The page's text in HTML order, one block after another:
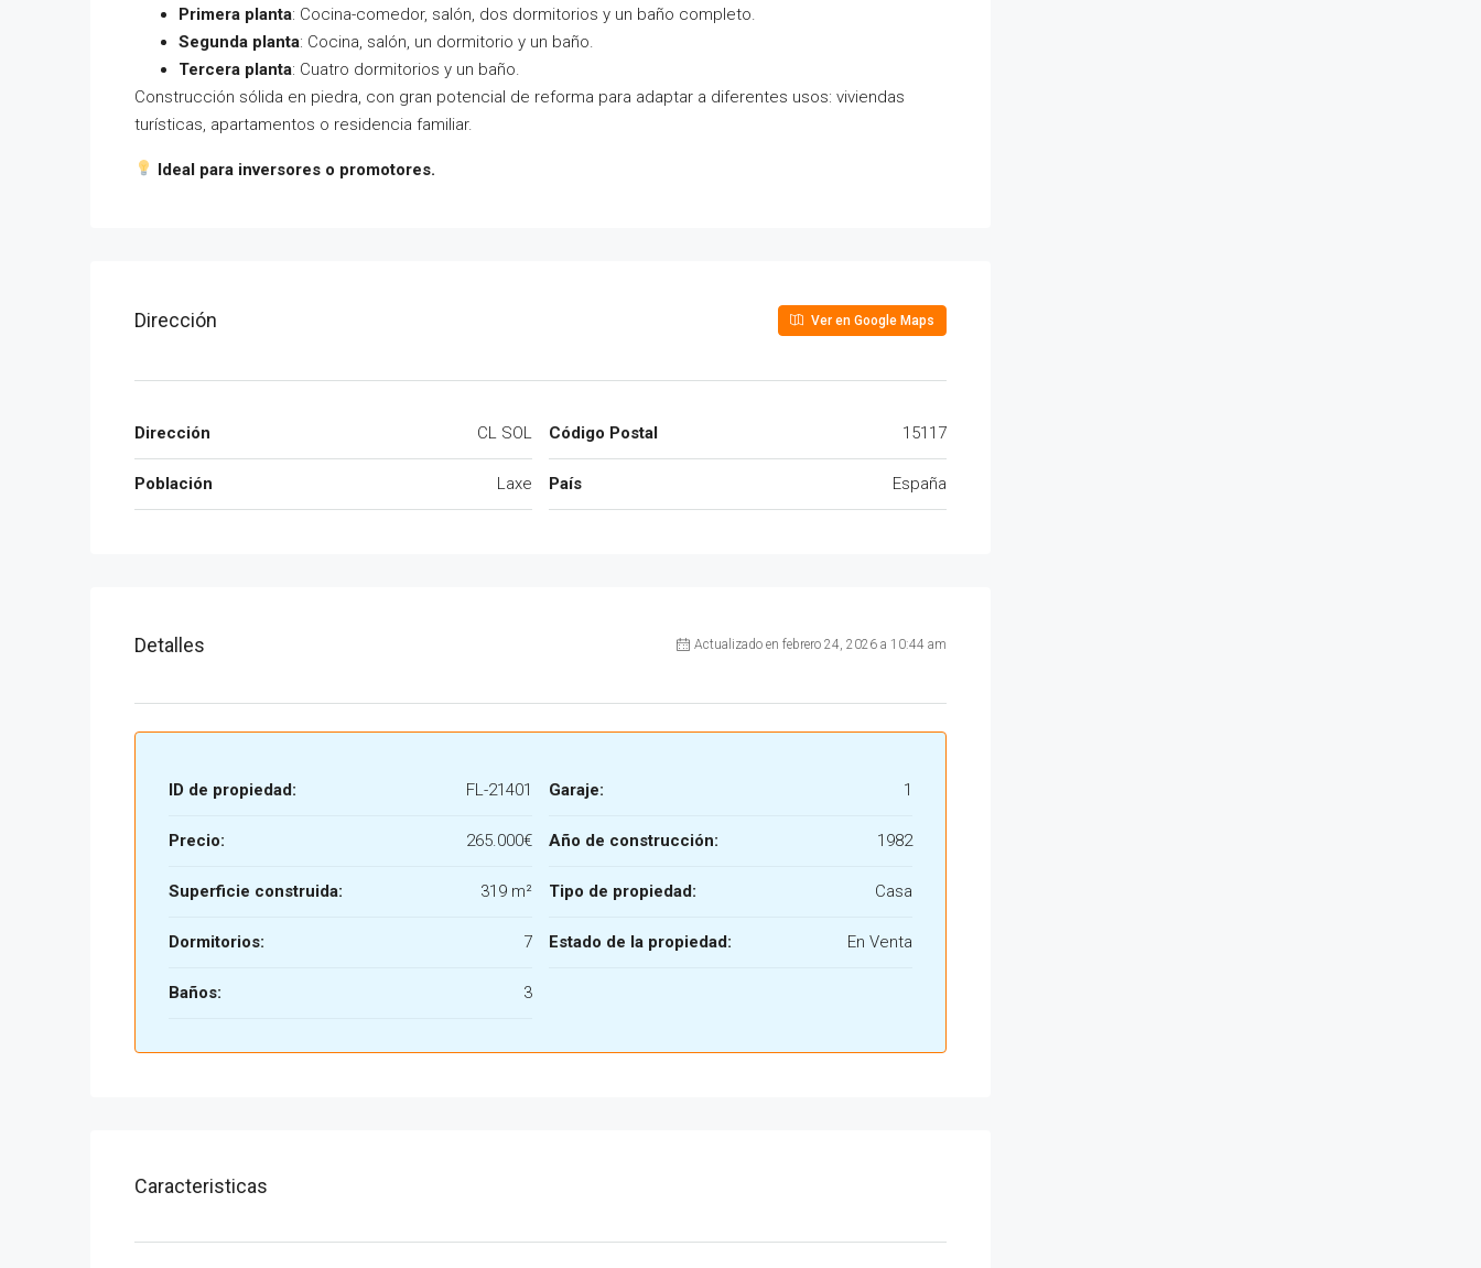
Primera planta: Cocina-comedor, salón, dos dormitorios y un baño completo.
Segunda planta: Cocina, salón, un dormitorio y un baño.
Tercera planta: Cuatro dormitorios y un baño.
Construcción sólida en piedra, con gran potencial de reforma para adaptar a diferentes usos: viviendas
turísticas, apartamentos o residencia familiar.
Ideal para inversores o promotores.
Dirección Ver en Google Maps
Dirección CL SOL
Población Laxe
Código Postal 15117
País España
Detalles Actualizado en febrero 24, 2026 a 10:44 am
ID de propiedad: FL-21401
Precio: 265.000€
Superficie construida: 319 m²
Dormitorios: 7
Baños: 3
Garaje: 1
Año de construcción: 1982
Tipo de propiedad: Casa
Estado de la propiedad: En Venta
Caracteristicas